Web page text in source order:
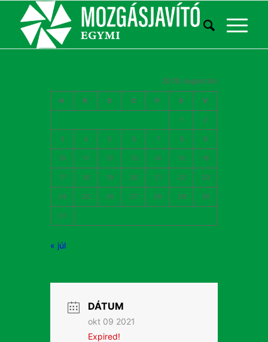
2026. augusztus
H K S C P S V
1 2
3 4 5 6 7 8 9
10 11 12 13 14 15 16
17 18 19 20 21 22 23
24 25 26 27 28 29 30
31
« júl
DÁTUM
okt 09 2021
Expired!